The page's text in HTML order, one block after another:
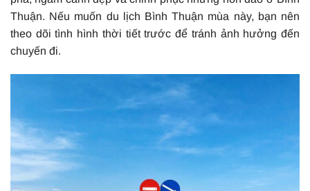
Thuận. Nếu muốn du lịch Bình Thuận mùa này, bạn nên
theo dõi tình hình thời tiết trước để tránh ảnh hưởng đến
chuyến đi.